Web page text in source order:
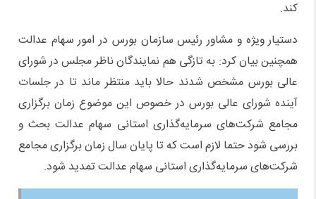
کند.
دستیار ویژه و مشاور رئیس سازمان بورس در امور سهام عدالت
همچنین بیان کرد: به تازگی هم نمایندگان ناظر مجلس در شورای
عالی بورس مشخص شدند حالا باید منتظر ماند تا در جلسات
آینده شورای عالی بورس در خصوص این موضوع زمان برگزاری
مجامع شرکت‌های سرمایه‌گذاری استانی سهام عدالت بحث و
بررسی شود حتما لازم است که تا پایان سال زمان برگزاری مجامع
شرکت‌های سرمایه‌گذاری استانی سهام عدالت تمدید شود.